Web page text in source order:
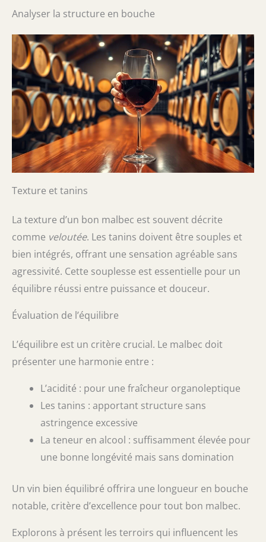
Analyser la structure en bouche
Texture et tanins
La texture d’un bon malbec est souvent décrite
comme veloutée. Les tanins doivent être souples et
bien intégrés, offrant une sensation agréable sans
agressivité. Cette souplesse est essentielle pour un
équilibre réussi entre puissance et douceur.
Évaluation de l’équilibre
L’équilibre est un critère crucial. Le malbec doit
présenter une harmonie entre :
L’acidité : pour une fraîcheur organoleptique
Les tanins : apportant structure sans
astringence excessive
La teneur en alcool : suffisamment élevée pour
une bonne longévité mais sans domination
Un vin bien équilibré offrira une longueur en bouche
notable, critère d’excellence pour tout bon malbec.
Explorons à présent les terroirs qui influencent les